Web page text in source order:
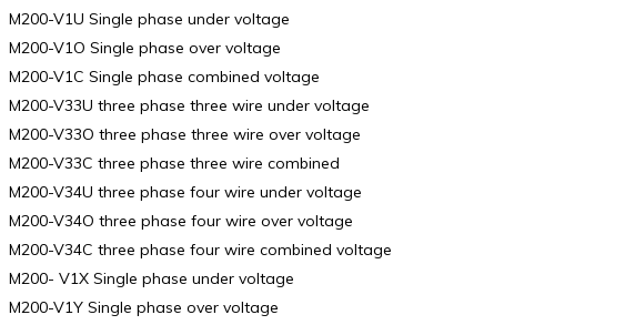
M200-V1U Single phase under voltage
M200-V1O Single phase over voltage
M200-V1C Single phase combined voltage
M200-V33U three phase three wire under voltage
M200-V33O three phase three wire over voltage
M200-V33C three phase three wire combined
M200-V34U three phase four wire under voltage
M200-V34O three phase four wire over voltage
M200-V34C three phase four wire combined voltage
M200- V1X Single phase under voltage
M200-V1Y Single phase over voltage